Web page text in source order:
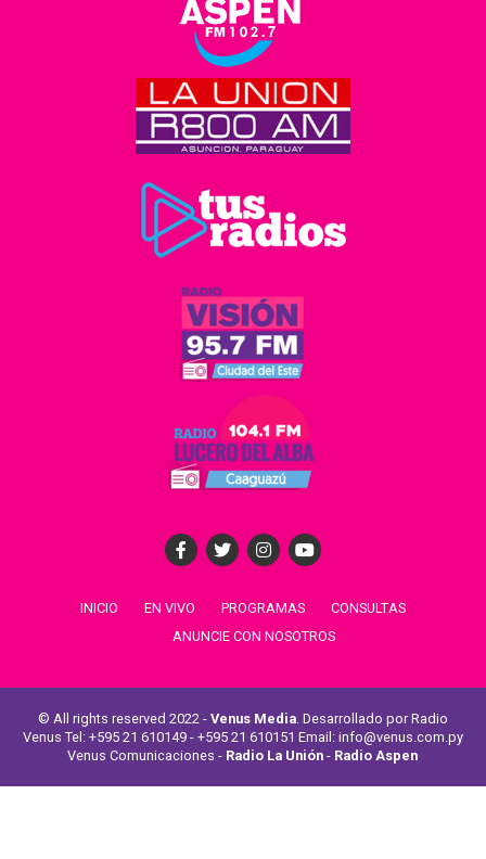
INICIO EN VIVO PROGRAMAS
CONSULTAS
ANUNCIE CON NOSOTROS
© All rights reserved 2022 - Venus Media. Desarrollado por Radio
Venus Tel: +595 21 610149 - +595 21 610151 Email: info@venus.com.py
Venus Comunicaciones - Radio La Unión - Radio Aspen